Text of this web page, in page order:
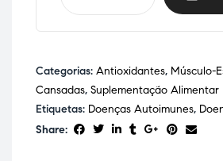
Categorias: Antioxidantes, Músculo-
Cansadas, Suplementação Alimentar
Etiquetas: Doenças Autoimunes,
Share: